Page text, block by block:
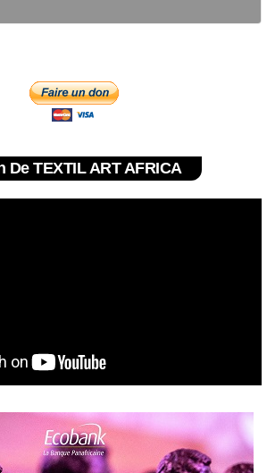
De TEXTIL ART AFRICA